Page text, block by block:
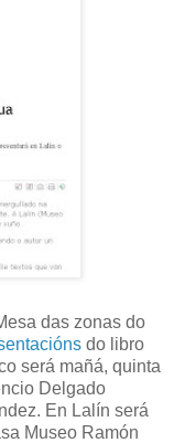
das zonas do
do libro
será mañá, quinta
Delgado
En Lalín será
Museo Ramón